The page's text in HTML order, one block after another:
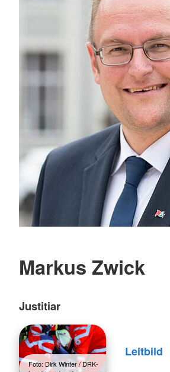
Markus Zwick
Justitiar
Foto: Dirk Winter / DRK-
Leitbild